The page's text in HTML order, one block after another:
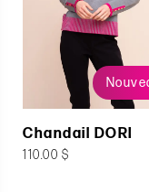
Chandail DORI
110.00 $